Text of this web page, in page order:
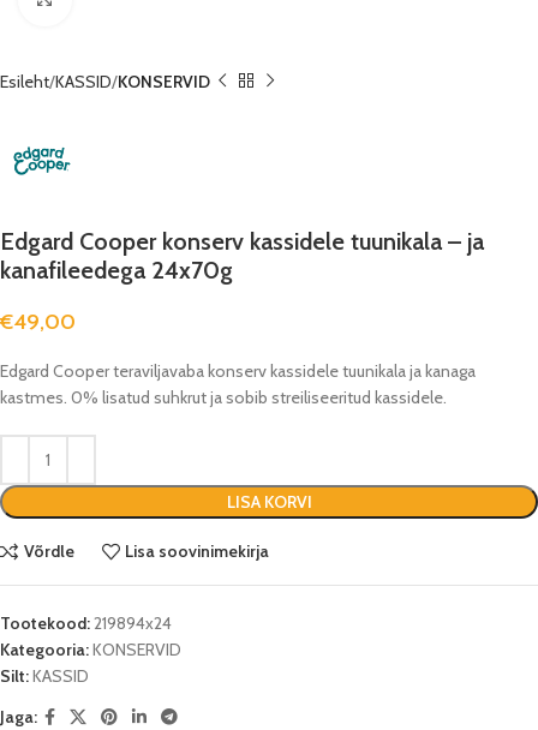
Esileht KASSID KONSERVID
Edgard Cooper konserv kassidele tuunikala – ja
kanafileedega 24x70g
€49,00
Edgard Cooper teraviljavaba konserv kassidele tuunikala ja kanaga
kastmes. 0% lisatud suhkrut ja sobib streiliseeritud kassidele.
LISA KORVI
Võrdle Lisa soovinimekirja
Tootekood:219894x24
Kategooria:KONSERVID
Silt:KASSID
Jaga: